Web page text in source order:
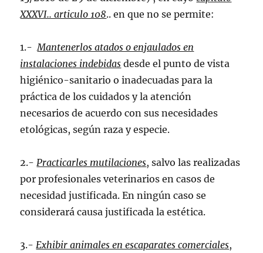
XXXVI.. articulo 108.. en que no se permite:
1.- Mantenerlos atados o enjaulados en
instalaciones indebidas desde el punto de vista
higiénico-sanitario o inadecuadas para la
práctica de los cuidados y la atención
necesarios de acuerdo con sus necesidades
etológicas, según raza y especie.
2.- Practicarles mutilaciones, salvo las realizadas
por profesionales veterinarios en casos de
necesidad justificada. En ningún caso se
considerará causa justificada la estética.
3.- Exhibir animales en escaparates comerciales,